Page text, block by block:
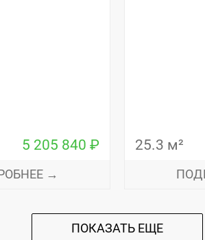
5 205 840 ₽
→
25.3 м²
ПОКАЗАТЬ ЕЩЕ